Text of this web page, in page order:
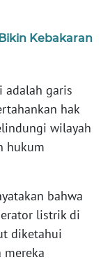
Kebakaran
adalah garis
hak
wilayah
hukum
bahwa
listrik di
diketahui
mereka